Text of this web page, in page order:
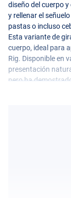
diseño del cuerpo
y rellenar el
pastas o incluso
Esta variante de
cuerpo, ideal para
Rig. Disponible en
presentación
pero ha
tenca y la dorada.